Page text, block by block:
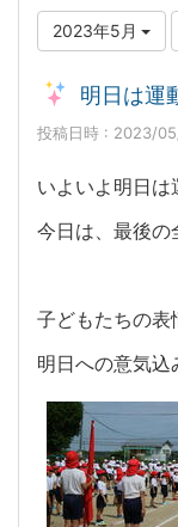
2023年5月
明日は運
投稿日時 : 2023/
いよいよ明日は
今日は、最後の
子どもたちの表
明日への意気込